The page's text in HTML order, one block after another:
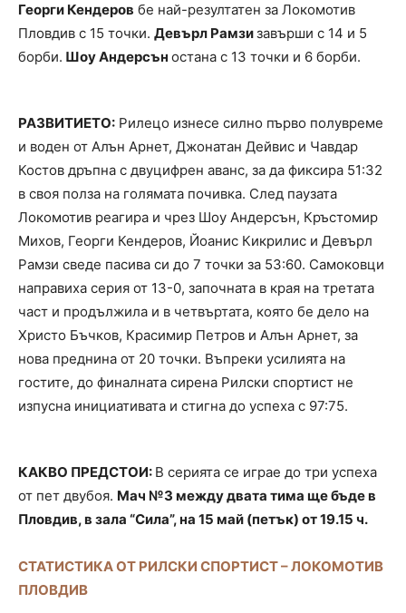
Георги Кендеров бе най-резултатен за Локомотив
Пловдив с 15 точки. Девърл Рамзизавърши с 14 и 5
борби. Шоу Андерсън остана с 13 точки и 6 борби.
РАЗВИТИЕТО: Рилецо изнесе силно първо полувреме
и воден от Алън Арнет, Джонатан Дейвис и Чавдар
Костов дръпна с двуцифрен аванс, за да фиксира 51:32
в своя полза на голямата почивка. След паузата
Локомотив реагира и чрез Шоу Андерсън, Кръстомир
Михов, Георги Кендеров, Йоанис Кикрилис и Девърл
Рамзи сведе пасива си до 7 точки за 53:60. Самоковци
направиха серия от 13-0, започната в края на третата
част и продължила и в четвъртата, която бе дело на
Христо Бъчков, Красимир Петров и Алън Арнет, за
нова преднина от 20 точки. Въпреки усилията на
гостите, до финалната сирена Рилски спортист не
изпусна инициативата и стигна до успеха с 97:75.
КАКВО ПРЕДСТОИ: В серията се играе до три успеха
от пет двубоя. Мач №3 между двата тима ще бъде в
Пловдив, в зала “Сила”, на 15 май (петък) от 19.15 ч.
СТАТИСТИКА ОТ РИЛСКИ СПОРТИСТ – ЛОКОМОТИВ
ПЛОВДИВ